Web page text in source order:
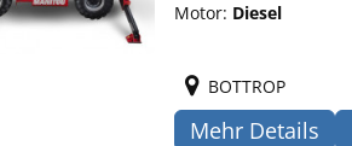
Motor: Diesel
BOTTROP
Mehr Details